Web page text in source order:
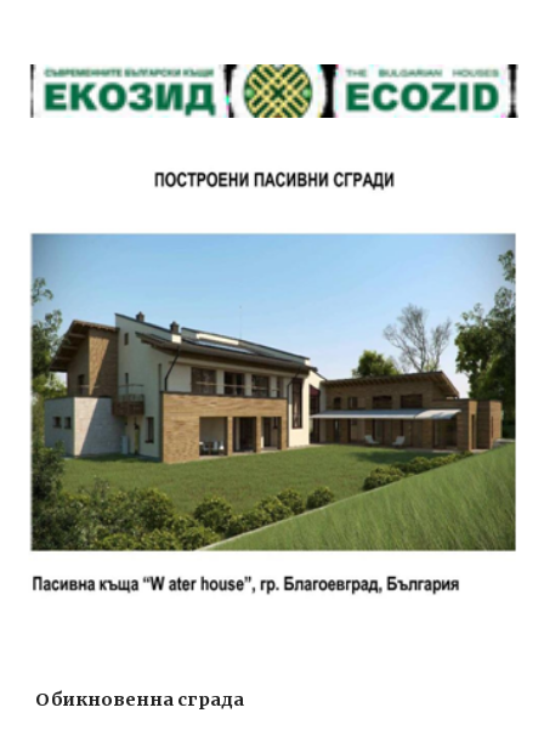
Обикновенна сграда